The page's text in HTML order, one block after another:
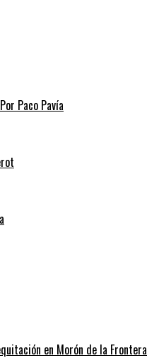
Paco Pavía
en Morón de la Frontera